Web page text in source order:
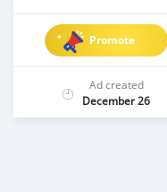
Promote
Ad created
December 26